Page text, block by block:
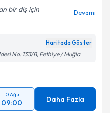
bir diş için
Devamı
Haritada Göster
No: 133/B, Fethiye / Muğla
10 Ağu
09:00 Daha Fazla